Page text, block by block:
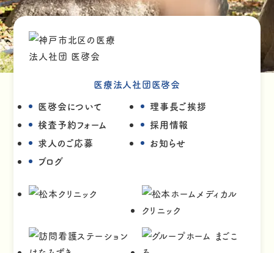
医療法人社団医啓会
医啓会について
理事長ご挨拶
検査予約フォーム
採用情報
求人のご応募
お知らせ
ブログ